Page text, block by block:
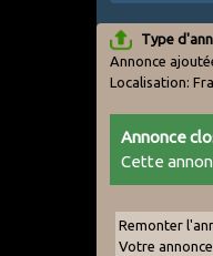
Type
Annonce
Localisation:
Annonce
Cette
Remonter
Votre